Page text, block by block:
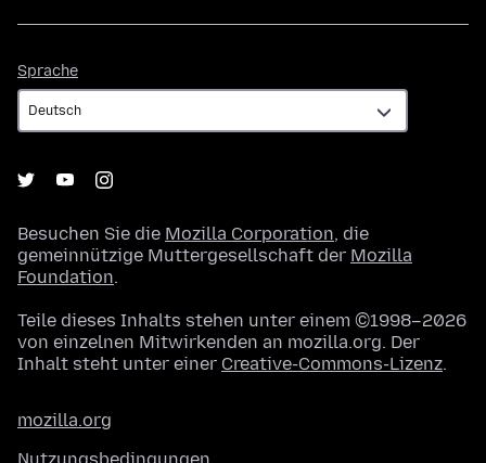
Sprache
Besuchen Sie die Mozilla Corporation, die
gemeinnützige Muttergesellschaft der Mozilla
Foundation.
Teile dieses Inhalts stehen unter einem ©1998–2026
von einzelnen Mitwirkenden an mozilla.org. Der
Inhalt steht unter einer Creative-Commons-Lizenz.
mozilla.org